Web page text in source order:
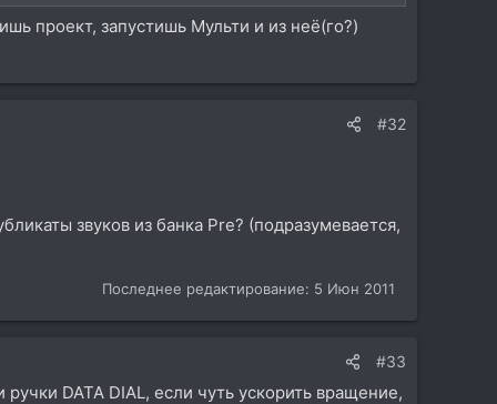
проект, запустишь Мульти и из неё(го?)
#32
звуков из банка Pre? (подразумевается,
Последнее редактирование: 5 Июн 2011
#33
DATA DIAL, если чуть ускорить вращение,